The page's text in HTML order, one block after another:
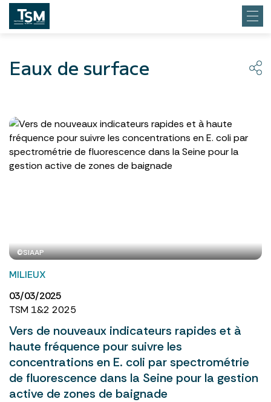
Eaux de surface
©SIAAP
MILIEUX
03/03/2025
TSM 1&2 2025
Vers de nouveaux indicateurs rapides et à
haute fréquence pour suivre les
concentrations en E. coli par spectrométrie
de fluorescence dans la Seine pour la gestion
active de zones de baignade